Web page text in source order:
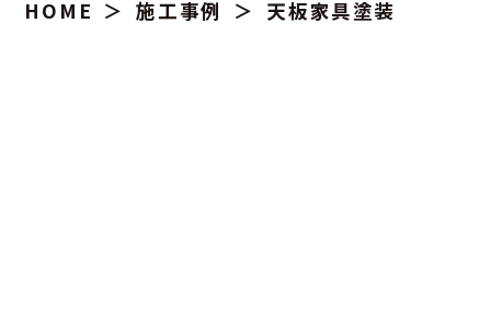
HOME 施工事例 天板家具塗装